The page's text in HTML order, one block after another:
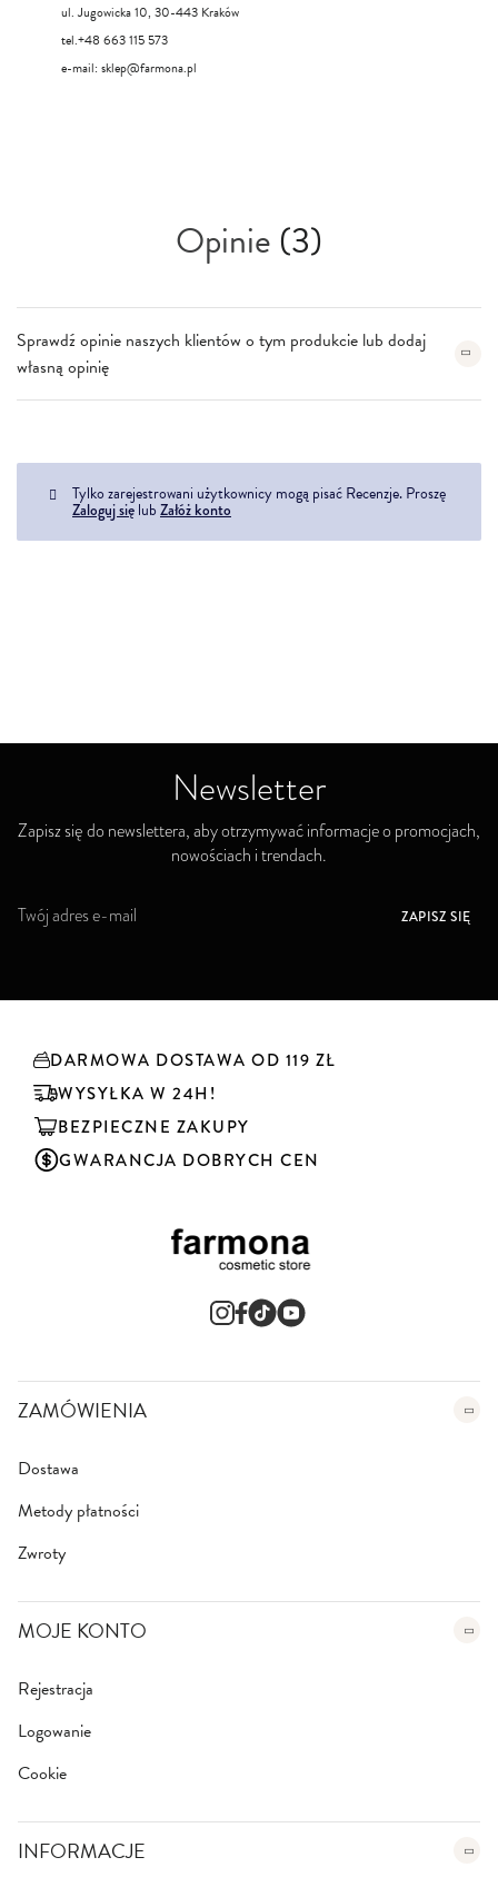
ul. Jugowicka 10, 30-443 Kraków
tel.+48 663 115 573
e-mail: sklep@farmona.pl
Opinie(3)
Sprawdź opinie naszych klientów o tym produkcie lub dodaj
własną opinię
Tylko zarejestrowani użytkownicy mogą pisać Recenzje. Proszę
Zaloguj się lub Załóż konto
Newsletter
Zapisz się do newslettera, aby otrzymywać informacje o promocjach,
nowościach i trendach.
S
k
t
e
r
ZAPISZ SIĘ
DARMOWA DOSTAWA OD 119 ZŁ
WYSYŁKA W 24H!
BEZPIECZNE ZAKUPY
GWARANCJA DOBRYCH CEN
ZAMÓWIENIA
Dostawa
Metody płatności
Zwroty
MOJE KONTO
Rejestracja
Logowanie
Cookie
INFORMACJE